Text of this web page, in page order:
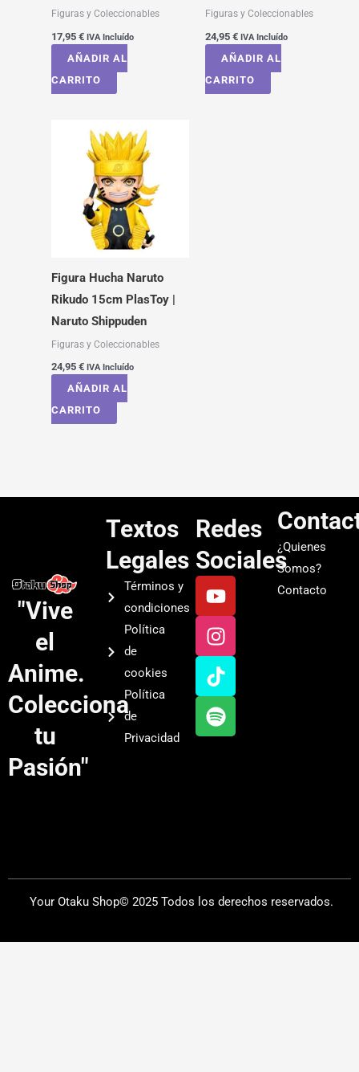
Figuras y Coleccionables
17,95 € IVA Incluído
AÑADIR AL
CARRITO
Figuras y Coleccionables
24,95 € IVA Incluído
AÑADIR AL
CARRITO
Figura Hucha Naruto
Rikudo 15cm PlasToy |
Naruto Shippuden
Figuras y Coleccionables
24,95 € IVA Incluído
AÑADIR AL
CARRITO
"Vive
el
Anime.
Colecciona
tu
Pasión"
Textos
Legales
Términos y
condiciones
Política
de
cookies
Política
de
Privacidad
Redes
Sociales
Y
o
u
t
u
b
e
I
n
s
t
a
g
r
a
T
i
k
t
o
k
S
p
o
t
i
f
y
¿Quienes
Somos?
Contacto
Your Otaku Shop© 2025 Todos los derechos reservados.